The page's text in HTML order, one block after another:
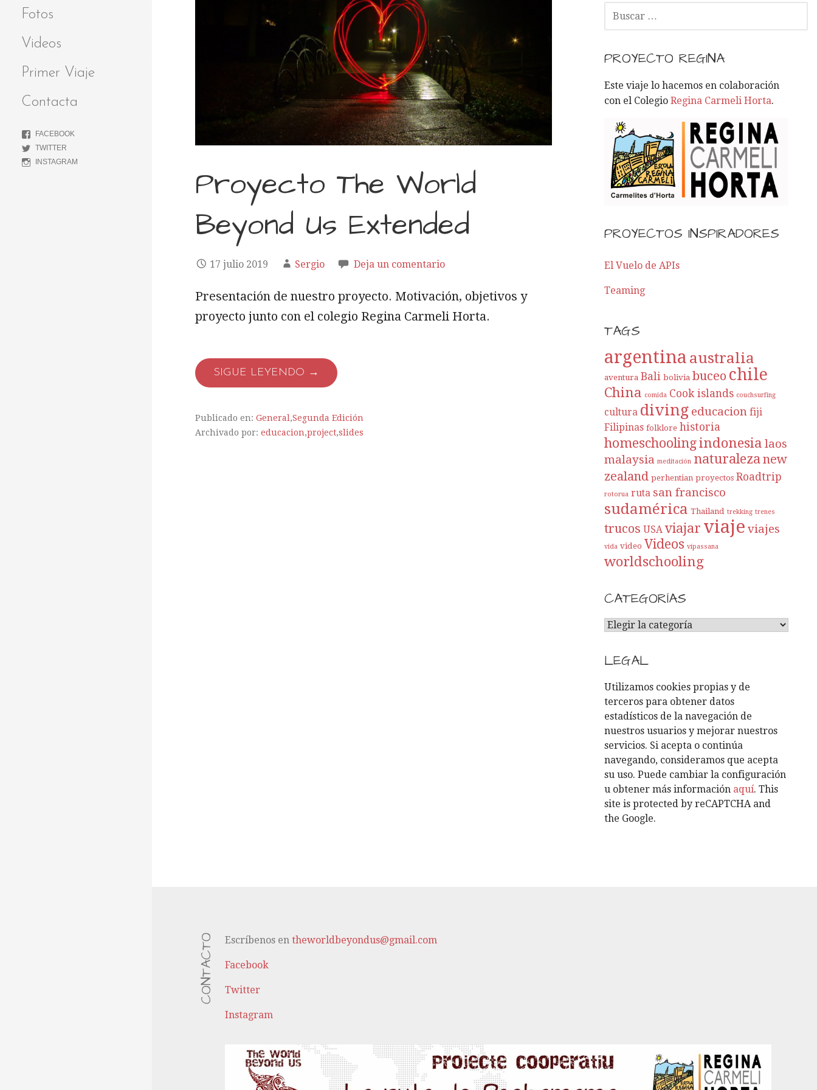
Fotos
Videos
Primer Viaje
Contacta
FACEBOOK
TWITTER
INSTAGRAM
Proyecto The World
Beyond Us Extended
17 julio 2019 Sergio Deja un comentario
Presentación de nuestro proyecto. Motivación, objetivos y
proyecto junto con el colegio Regina Carmeli Horta.
SIGUE LEYENDO →
Publicado en: General,Segunda Edición
Archivado por: educacion,project,slides
C
R
:
PROYECTO REGINA
Este viaje lo hacemos en colaboración
con el ColegioRegina Carmeli Horta.
PROYECTOS INSPIRADORES
El Vuelo de APIs
Teaming
TAGS
argentina australia
aventura Bali bolivia buceo chile
China comida Cook islands couchsurfing
cultura diving educacion fiji
Filipinas folklore historia
homeschoolingindonesia laos
malaysia meditación naturalezanew
zealand perhentian proyectos Roadtrip
rotorua ruta san francisco
sudamérica Thailand trekking trenes
trucos USA viajar viaje viajes
vida video Videos vipassana
worldschooling
CATEGORÍAS
C
T
E
G
O
R
Í
A
S
LEGAL
Utilizamos cookies propias y de
terceros para obtener datos
estadísticos de la navegación de
nuestros usuarios y mejorar nuestros
servicios. Si acepta o continúa
navegando, consideramos que acepta
su uso. Puede cambiar la configuración
u obtener más información aquí. This
site is protected by reCAPTCHA and
the Google.
CONTACTO Escríbenos entheworldbeyondus@gmail.com
Facebook
Twitter
Instagram